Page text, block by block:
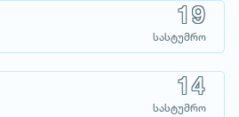
19
სასტუმრო
14
სასტუმრო